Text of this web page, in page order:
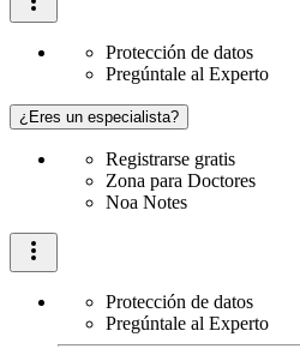
Protección de datos
Pregúntale al Experto
¿Eres un especialista?
Registrarse gratis
Zona para Doctores
Noa Notes
Protección de datos
Pregúntale al Experto